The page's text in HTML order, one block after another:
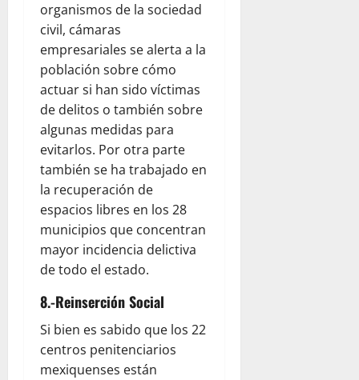
organismos de la sociedad
civil, cámaras
empresariales se alerta a la
población sobre cómo
actuar si han sido víctimas
de delitos o también sobre
algunas medidas para
evitarlos. Por otra parte
también se ha trabajado en
la recuperación de
espacios libres en los 28
municipios que concentran
mayor incidencia delictiva
de todo el estado.
8.-Reinserción Social
Si bien es sabido que los 22
centros penitenciarios
mexiquenses están